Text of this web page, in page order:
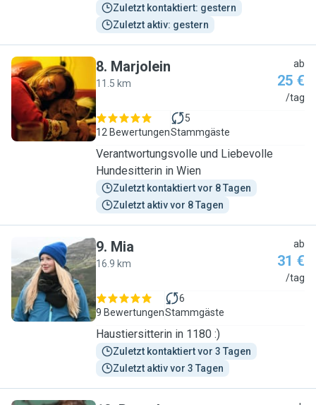
Zuletzt kontaktiert: gestern
Zuletzt aktiv: gestern
M
8. Marjolein
11.5 km
ab
25 €
/tag
12 Bewertungen
5
Stammgäste
Verantwortungsvolle und Liebevolle
Hundesitterin in Wien
Zuletzt kontaktiert vor 8 Tagen
Zuletzt aktiv vor 8 Tagen
M
9. Mia
16.9 km
ab
31 €
/tag
9 Bewertungen
6
Stammgäste
Haustiersitterin in 1180 :)
Zuletzt kontaktiert vor 3 Tagen
Zuletzt aktiv vor 3 Tagen